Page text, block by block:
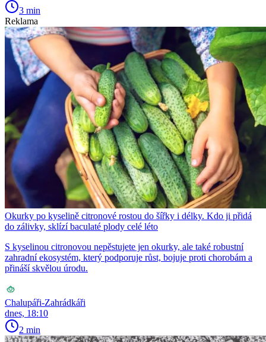
3 min
Reklama
Okurky po kyselině citronové rostou do šířky i délky. Kdo ji přidá
do zálivky, sklízí baculaté plody celé léto
S kyselinou citronovou nepěstujete jen okurky, ale také robustní
zahradní ekosystém, který podporuje růst, bojuje proti chorobám a
přináší skvělou úrodu.
Chalupáři-Zahrádkáři
dnes, 18:10
2 min